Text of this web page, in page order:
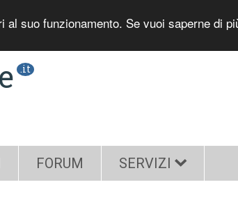
suo funzionamento. Se vuoi saperne di
.it
FORUM SERVIZI